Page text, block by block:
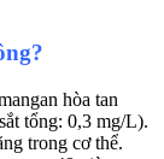
hòa tan
tổng: 0,3 mg/L).
trong cơ thể.